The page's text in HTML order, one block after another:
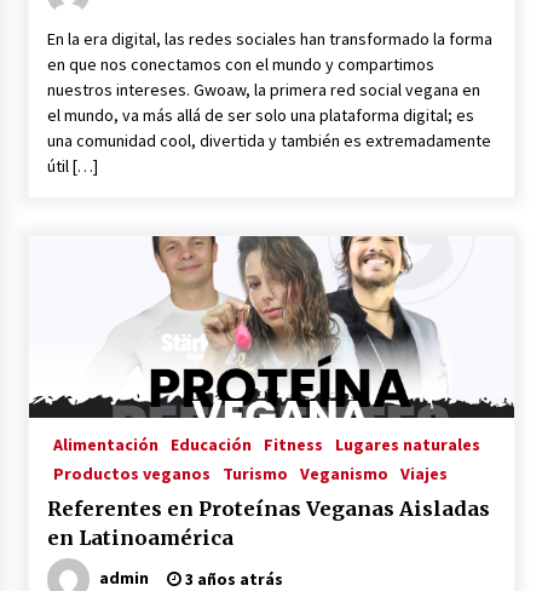
En la era digital, las redes sociales han transformado la forma
en que nos conectamos con el mundo y compartimos
nuestros intereses. Gwoaw, la primera red social vegana en
el mundo, va más allá de ser solo una plataforma digital; es
una comunidad cool, divertida y también es extremadamente
útil […]
Alimentación Educación Fitness
Lugares naturales
Productos veganos
Turismo Veganismo Viajes
Referentes en Proteínas Veganas Aisladas
en Latinoamérica
admin 3 años atrás